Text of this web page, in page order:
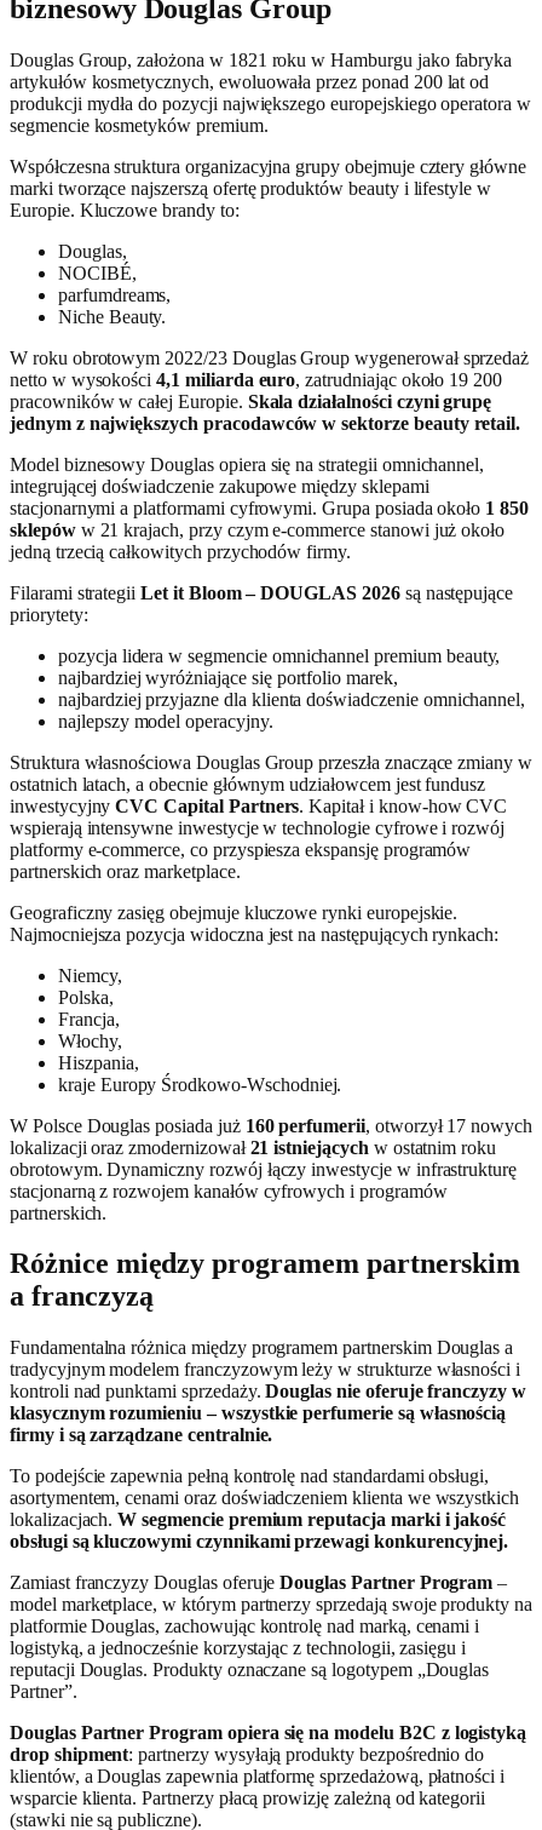
biznesowy Douglas Group
Douglas Group, założona w 1821 roku w Hamburgu jako fabryka
artykułów kosmetycznych, ewoluowała przez ponad 200 lat od
produkcji mydła do pozycji największego europejskiego operatora w
segmencie kosmetyków premium.
Współczesna struktura organizacyjna grupy obejmuje cztery główne
marki tworzące najszerszą ofertę produktów beauty i lifestyle w
Europie. Kluczowe brandy to:
Douglas,
NOCIBÉ,
parfumdreams,
Niche Beauty.
W roku obrotowym 2022/23 Douglas Group wygenerował sprzedaż
netto w wysokości4,1 miliarda euro, zatrudniając około 19 200
pracowników w całej Europie. Skala działalności czyni grupę
jednym z największych pracodawców w sektorze beauty retail.
Model biznesowy Douglas opiera się na strategii omnichannel,
integrującej doświadczenie zakupowe między sklepami
stacjonarnymi a platformami cyfrowymi. Grupa posiada około 1 850
sklepóww 21 krajach, przy czym e-commerce stanowi już około
jedną trzecią całkowitych przychodów firmy.
Filarami strategiiLet it Bloom – DOUGLAS 2026są następujące
priorytety:
pozycja lidera w segmencie omnichannel premium beauty,
najbardziej wyróżniające się portfolio marek,
najbardziej przyjazne dla klienta doświadczenie omnichannel,
najlepszy model operacyjny.
Struktura własnościowa Douglas Group przeszła znaczące zmiany w
ostatnich latach, a obecnie głównym udziałowcem jest fundusz
inwestycyjnyCVC Capital Partners. Kapitał i know-how CVC
wspierają intensywne inwestycje w technologie cyfrowe i rozwój
platformy e-commerce, co przyspiesza ekspansję programów
partnerskich oraz marketplace.
Geograficzny zasięg obejmuje kluczowe rynki europejskie.
Najmocniejsza pozycja widoczna jest na następujących rynkach:
Niemcy,
Polska,
Francja,
Włochy,
Hiszpania,
kraje Europy Środkowo-Wschodniej.
W Polsce Douglas posiada już 160 perfumerii, otworzył 17 nowych
lokalizacji oraz zmodernizował21 istniejących w ostatnim roku
obrotowym. Dynamiczny rozwój łączy inwestycje w infrastrukturę
stacjonarną z rozwojem kanałów cyfrowych i programów
partnerskich.
Różnice między programem partnerskim
a franczyzą
Fundamentalna różnica między programem partnerskim Douglas a
tradycyjnym modelem franczyzowym leży w strukturze własności i
kontroli nad punktami sprzedaży.Douglas nie oferuje franczyzy w
klasycznym rozumieniu – wszystkie perfumerie są własnością
firmy i są zarządzane centralnie.
To podejście zapewnia pełną kontrolę nad standardami obsługi,
asortymentem, cenami oraz doświadczeniem klienta we wszystkich
lokalizacjach.W segmencie premium reputacja marki i jakość
obsługi są kluczowymi czynnikami przewagi konkurencyjnej.
Zamiast franczyzy Douglas oferujeDouglas Partner Program –
model marketplace, w którym partnerzy sprzedają swoje produkty na
platformie Douglas, zachowując kontrolę nad marką, cenami i
logistyką, a jednocześnie korzystając z technologii, zasięgu i
reputacji Douglas. Produkty oznaczane są logotypem „Douglas
Partner”.
Douglas Partner Program opiera się na modelu B2C z logistyką
drop shipment: partnerzy wysyłają produkty bezpośrednio do
klientów, a Douglas zapewnia platformę sprzedażową, płatności i
wsparcie klienta. Partnerzy płacą prowizję zależną od kategorii
(stawki nie są publiczne).